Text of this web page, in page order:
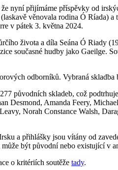
nyní přijímáme příspěvky od
věnovala rodina Ó Ríada)
v pátek 3. května 2024.
života a díla Seána Ó Riady
současné hudby jako Gaeilge.
odborníků. Vybraná
původních skladeb, což
Desmond, Amanda Feery,
Norah Constance Walsh,
a přihlášky jsou vítány od
být původní nebo existující v
o kritériích soutěže tady.